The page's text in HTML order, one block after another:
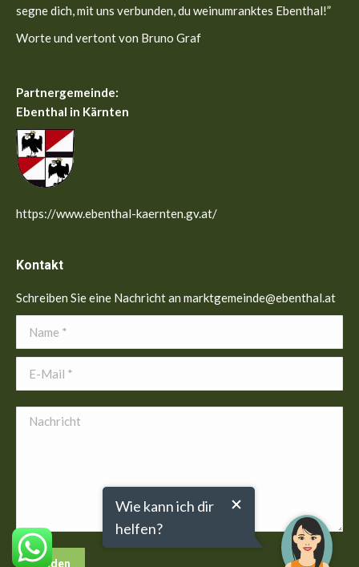
segne dich, mit uns verbunden, du weinumranktes Ebenthal!”
Worte und vertont von Bruno Graf
Partnergemeinde:
Ebenthal in Kärnten
https://www.ebenthal-kaernten.gv.at/
Kontakt
Schreiben Sie eine Nachricht an marktgemeinde@ebenthal.at
Name *
E-Mail *
Nachricht
Senden
Wie kann ich dir
helfen?